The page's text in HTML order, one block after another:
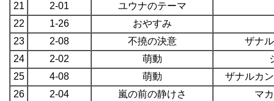
21
2-01
ユウナのテーマ
22
1-26
おやすみ
23
2-08 不撓の決意
ザナ
24
2-02 萌動
25
4-08 萌動
ザナルカ
26
2-04 嵐の前の静けさ
マ